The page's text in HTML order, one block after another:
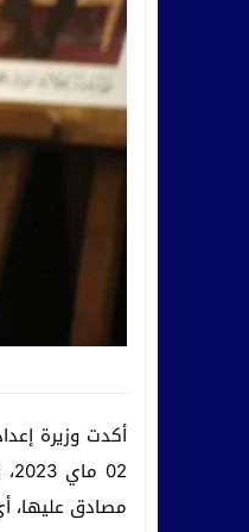
أكدت وزيرة
مصادق عليها، أي بنسبة 50 في المائة، وذلك في إطار